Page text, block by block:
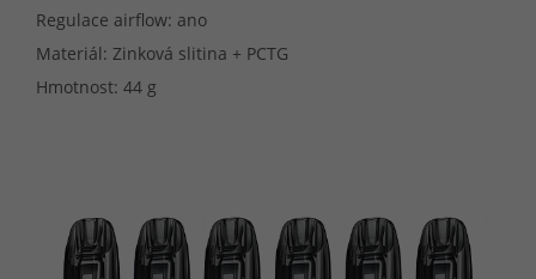
Regulace airflow: ano
Materiál: Zinková slitina + PCTG
Hmotnost: 44 g